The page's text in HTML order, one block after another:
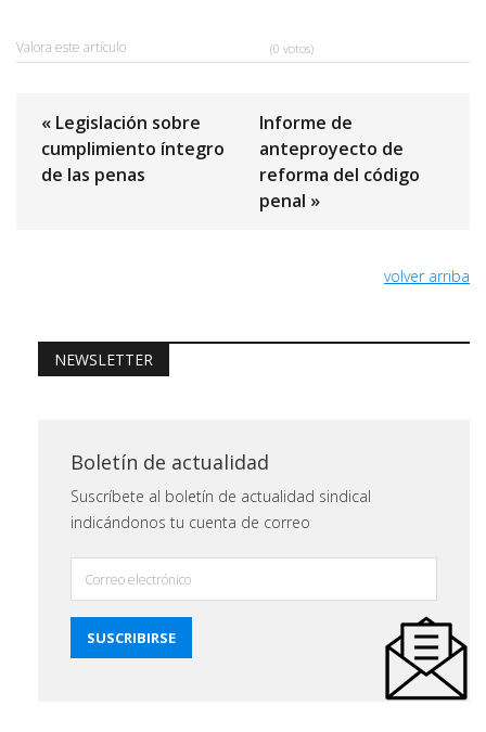
Valora este artículo (0 votos)
« Legislación sobre
cumplimiento íntegro
de las penas
Informe de
anteproyecto de
reforma del código
penal »
volver arriba
NEWSLETTER
Boletín de actualidad
Suscríbete al boletín de actualidad sindical
indicándonos tu cuenta de correo